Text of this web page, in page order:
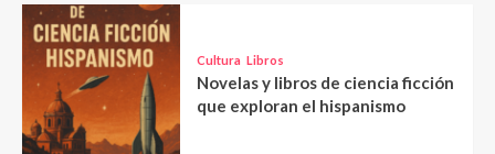
Cultura Libros
Novelas y libros de ciencia ficción
que exploran el hispanismo